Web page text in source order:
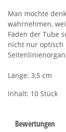
Man möchte
wahrnehmen,
Fäden der Tube
nicht nur optisch
Länge: 3,5 cm
Inhalt: 10 Stück
Bewertungen